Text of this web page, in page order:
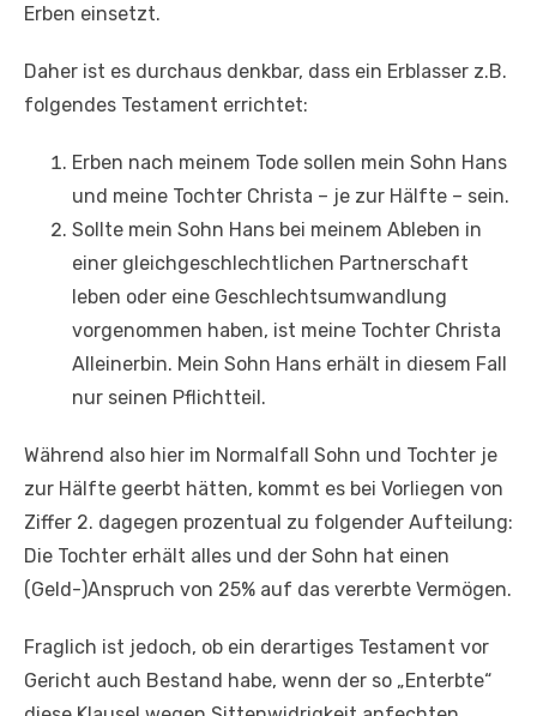
Erben einsetzt.
Daher ist es durchaus denkbar, dass ein Erblasser z.B.
folgendes Testament errichtet:
Erben nach meinem Tode sollen mein Sohn Hans
und meine Tochter Christa – je zur Hälfte – sein.
Sollte mein Sohn Hans bei meinem Ableben in
einer gleichgeschlechtlichen Partnerschaft
leben oder eine Geschlechtsumwandlung
vorgenommen haben, ist meine Tochter Christa
Alleinerbin. Mein Sohn Hans erhält in diesem Fall
nur seinen Pflichtteil.
Während also hier im Normalfall Sohn und Tochter je
zur Hälfte geerbt hätten, kommt es bei Vorliegen von
Ziffer 2. dagegen prozentual zu folgender Aufteilung:
Die Tochter erhält alles und der Sohn hat einen
(Geld-)Anspruch von 25% auf das vererbte Vermögen.
Fraglich ist jedoch, ob ein derartiges Testament vor
Gericht auch Bestand habe, wenn der so „Enterbte“